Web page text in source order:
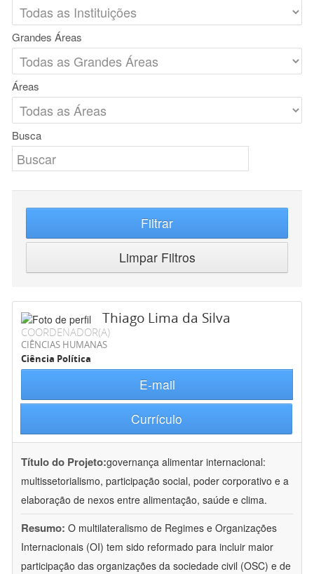
Grandes Áreas
Áreas
Busca
Filtrar
Limpar Filtros
Thiago Lima da Silva
COORDENADOR(A)
CIÊNCIAS HUMANAS
Ciência Política
E-mail
Currículo
Título do Projeto:governança alimentar internacional:
multissetorialismo, participação social, poder corporativo e a
elaboração de nexos entre alimentação, saúde e clima.
Resumo: O multilateralismo de Regimes e Organizações
Internacionais (OI) tem sido reformado para incluir maior
participação das organizações da sociedade civil (OSC) e de